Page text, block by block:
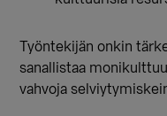
Työntekijän onkin
sanallistaa
vahvoja